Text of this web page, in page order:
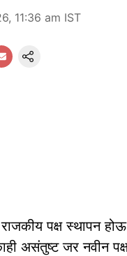
11:36 am IST
पक्ष स्थापन
असंतुष्ट जर नवीन